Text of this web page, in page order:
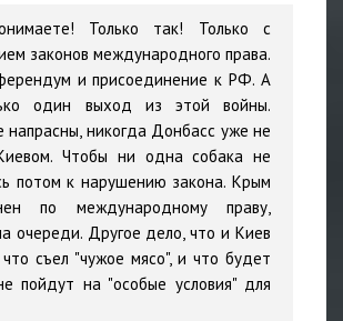
Только так! Только с
законов международного права.
и присоединение к РФ. А
один выход из этой войны.
никогда Донбасс уже не
Чтобы ни одна собака не
потом к нарушению закона. Крым
по международному праву,
очереди. Другое дело, что и Киев
съел "чужое мясо", и что будет
пойдут на "особые условия" для